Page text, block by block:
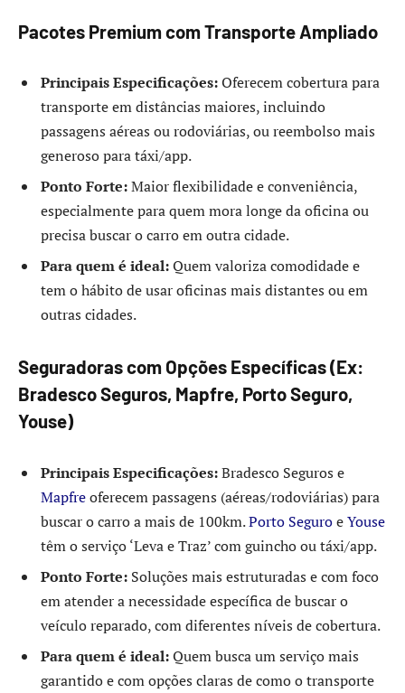
Pacotes Premium com Transporte Ampliado
Principais Especificações:Oferecem cobertura para
transporte em distâncias maiores, incluindo
passagens aéreas ou rodoviárias, ou reembolso mais
generoso para táxi/app.
Ponto Forte:Maior flexibilidade e conveniência,
especialmente para quem mora longe da oficina ou
precisa buscar o carro em outra cidade.
Para quem é ideal:Quem valoriza comodidade e
tem o hábito de usar oficinas mais distantes ou em
outras cidades.
Seguradoras com Opções Específicas (Ex:
Bradesco Seguros, Mapfre, Porto Seguro,
Youse)
Principais Especificações:Bradesco Seguros e
Mapfreoferecem passagens (aéreas/rodoviárias) para
buscar o carro a mais de 100km.Porto SeguroeYouse
têm o serviço ‘Leva e Traz’ com guincho ou táxi/app.
Ponto Forte: Soluções mais estruturadas e com foco
em atender a necessidade específica de buscar o
veículo reparado, com diferentes níveis de cobertura.
Para quem é ideal:Quem busca um serviço mais
garantido e com opções claras de como o transporte